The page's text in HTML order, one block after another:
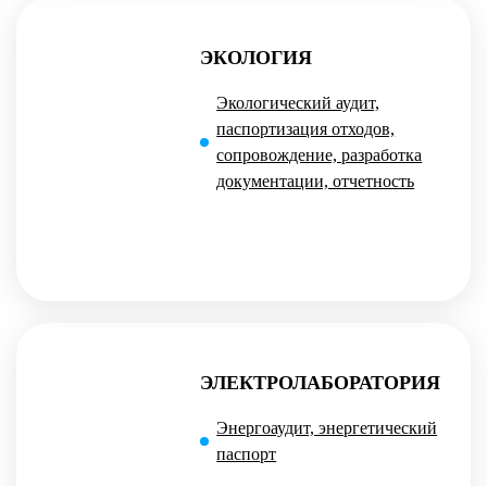
ЭКОЛОГИЯ
Экологический аудит,
паспортизация отходов,
сопровождение, разработка
документации, отчетность
ЭЛЕКТРОЛАБОРАТОРИЯ
Энергоаудит, энергетический
паспорт